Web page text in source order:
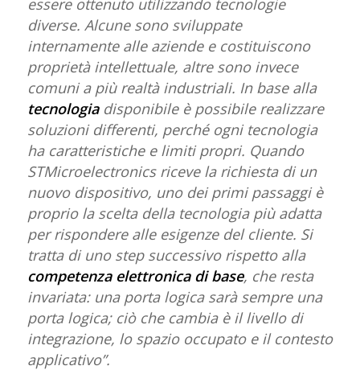
diverse. Alcune sono sviluppate
internamente alle aziende e costituiscono
proprietà intellettuale, altre sono invece
comuni a più realtà industriali. In base alla
tecnologiadisponibile è possibile realizzare
soluzioni differenti, perché ogni tecnologia
ha caratteristiche e limiti propri. Quando
STMicroelectronics riceve la richiesta di un
nuovo dispositivo, uno dei primi passaggi è
proprio la scelta della tecnologia più adatta
per rispondere alle esigenze del cliente. Si
tratta di uno step successivo rispetto alla
competenza elettronica di base, che resta
invariata: una porta logica sarà sempre una
porta logica; ciò che cambia è il livello di
integrazione, lo spazio occupato e il contesto
applicativo”.